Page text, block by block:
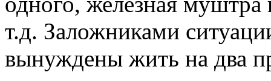
т.д. Заложниками
вынуждены жить на два